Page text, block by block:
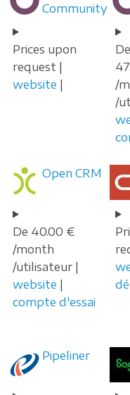
Community
Prices upon
request |
website |
/
/
Open CRM
De 40.00 €
/month
/utilisateur |
website |
compte d'essai
Pipeliner